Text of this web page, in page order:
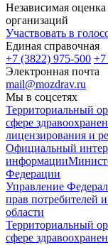
Независимая
организаций
Участвовать в
Единая справочная
+7 (3822) 975-500 +7
Электронная почта
mail@mozdrav.ru
Мы в соцсетях
Территориальный
сфере
лицензирования и
Официальный
информации
Федерации
Управление
прав потребителей
области
Территориальный
сфере